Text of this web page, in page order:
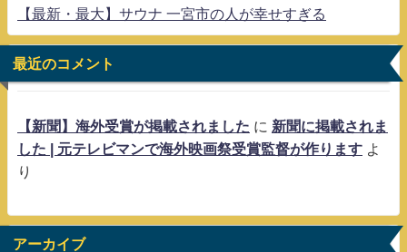
【最新・最大】サウナ 一宮市の人が幸せすぎる
最近のコメント
【新聞】海外受賞が掲載されました に 新聞に掲載されま
した | 元テレビマンで海外映画祭受賞監督が作ります よ
り
アーカイブ